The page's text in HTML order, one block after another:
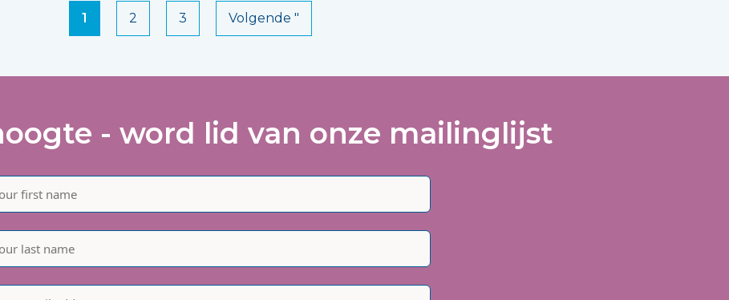
1 2 3 Volgende "
- word lid van onze mailinglijst